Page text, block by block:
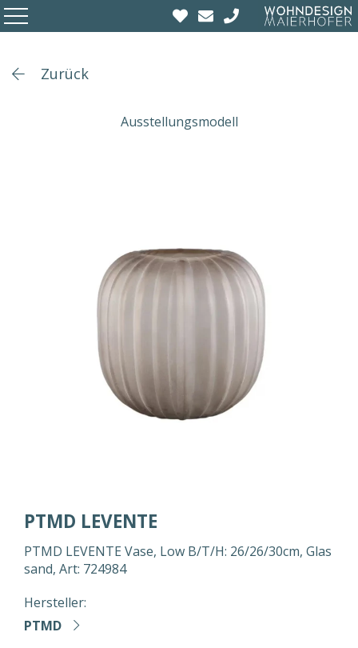
Zurück
Ausstellungsmodell
PTMD LEVENTE
PTMD LEVENTE Vase, Low B/T/H: 26/26/30cm, Glas
sand, Art: 724984
Hersteller:
PTMD